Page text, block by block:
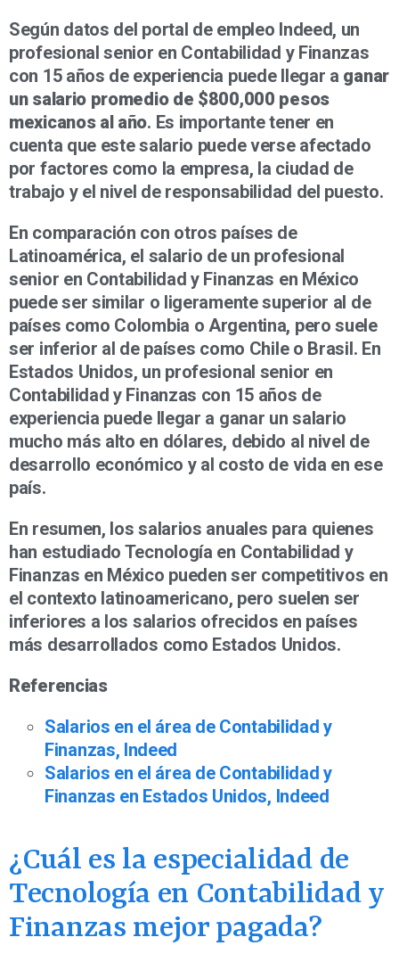
Según datos del portal de empleo Indeed, un
profesional senior en Contabilidad y Finanzas
con 15 años de experiencia puede llegar a ganar
un salario promedio de $800,000 pesos
mexicanos al año. Es importante tener en
cuenta que este salario puede verse afectado
por factores como la empresa, la ciudad de
trabajo y el nivel de responsabilidad del puesto.
En comparación con otros países de
Latinoamérica, el salario de un profesional
senior en Contabilidad y Finanzas en México
puede ser similar o ligeramente superior al de
países como Colombia o Argentina, pero suele
ser inferior al de países como Chile o Brasil. En
Estados Unidos, un profesional senior en
Contabilidad y Finanzas con 15 años de
experiencia puede llegar a ganar un salario
mucho más alto en dólares, debido al nivel de
desarrollo económico y al costo de vida en ese
país.
En resumen, los salarios anuales para quienes
han estudiado Tecnología en Contabilidad y
Finanzas en México pueden ser competitivos en
el contexto latinoamericano, pero suelen ser
inferiores a los salarios ofrecidos en países
más desarrollados como Estados Unidos.
Referencias
Salarios en el área de Contabilidad y
Finanzas, Indeed
Salarios en el área de Contabilidad y
Finanzas en Estados Unidos, Indeed
¿Cuál es la especialidad de
Tecnología en Contabilidad y
Finanzas mejor pagada?